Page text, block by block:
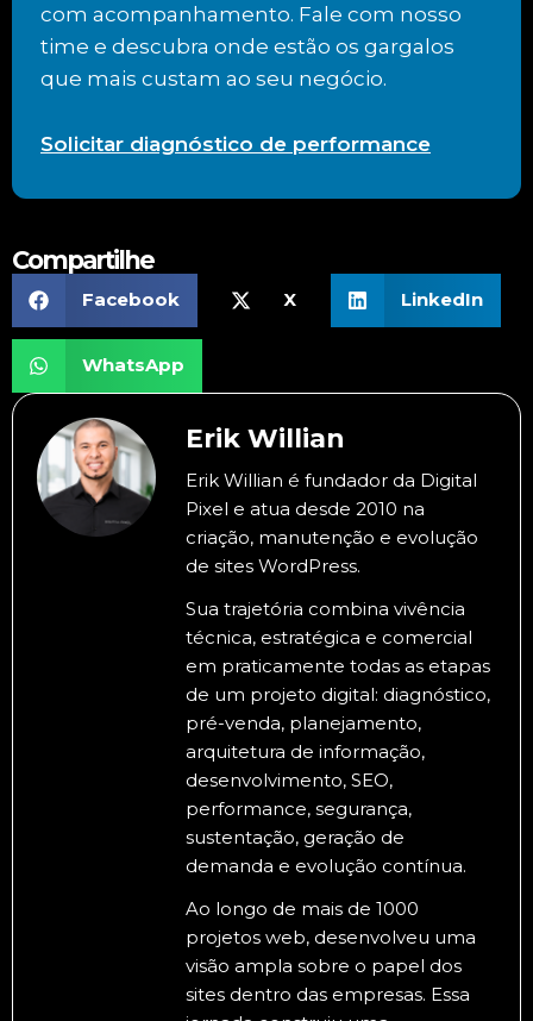
com acompanhamento. Fale com nosso
time e descubra onde estão os gargalos
que mais custam ao seu negócio.
Solicitar diagnóstico de performance
Compartilhe
Facebook X LinkedIn
WhatsApp
Erik Willian
Erik Willian é fundador da Digital
Pixel e atua desde 2010 na
criação, manutenção e evolução
de sites WordPress.
Sua trajetória combina vivência
técnica, estratégica e comercial
em praticamente todas as etapas
de um projeto digital: diagnóstico,
pré-venda, planejamento,
arquitetura de informação,
desenvolvimento, SEO,
performance, segurança,
sustentação, geração de
demanda e evolução contínua.
Ao longo de mais de 1000
projetos web, desenvolveu uma
visão ampla sobre o papel dos
sites dentro das empresas. Essa